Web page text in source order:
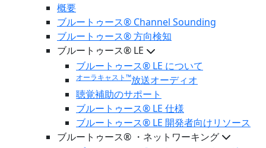
概要
ブルートゥース® Channel Sounding
ブルートゥース® 方向検知
ブルートゥース® LE
ブルートゥース® LE について
オーラキャスト™放送オーディオ
聴覚補助のサポート
ブルートゥース® LE 仕様
ブルートゥース® LE 開発者向けリソース
ブルートゥース® ・ネットワーキング